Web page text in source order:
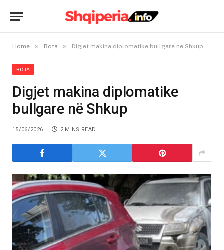
Home » Bota » Digjet makina diplomatike bullgare në Shkup
BOTA
Digjet makina diplomatike
bullgare në Shkup
15/06/2026 2 MINS READ